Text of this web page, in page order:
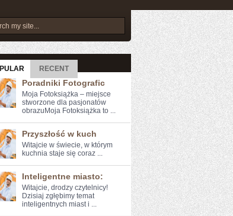
RECENT
Poradniki Fotografic
Moja Fotoksiążka – miejsce
stworzone dla pasjonatów
obrazuMoja Fotoksiążka to ...
Przyszłość w kuch
Witajcie w świecie, w którym
kuchnia staje się coraz ...
Inteligentne miasto:
Witajcie, drodzy czytelnicy!
Dzisiaj zgłębimy temat
inteligentnych‍ miast i ...